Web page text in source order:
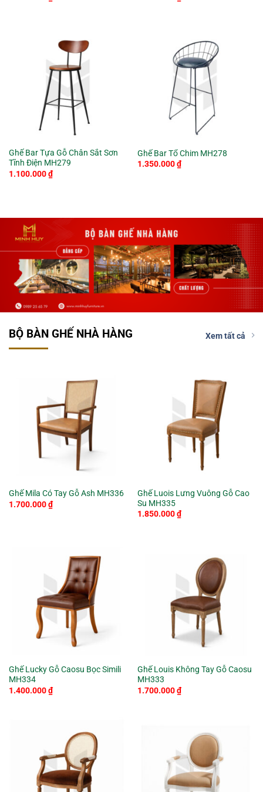
Ghế Bar Tựa Gỗ Chân Sắt Sơn
Tĩnh Điện MH279
1.100.000₫
Ghế Bar Tổ Chim MH278
1.350.000₫
BỘ BÀN GHẾ NHÀ HÀNG Xem tất cả
Ghế Mila Có Tay Gỗ Ash MH336
1.700.000₫
Ghế Luois Lưng Vuông Gỗ Cao
Su MH335
1.850.000₫
Ghế Lucky Gỗ Caosu Bọc Simili
MH334
1.400.000₫
Ghế Louis Không Tay Gỗ Caosu
MH333
1.700.000₫